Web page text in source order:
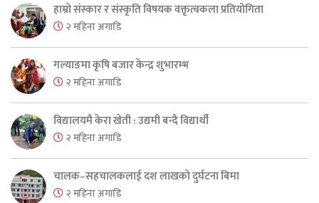
हाम्रो संस्कार र संस्कृति विषयक वक्तृत्वकला प्रतियोगिता
२ महिना अगाडि
गल्याङमा कृषि बजार केन्द्र शुभारम्भ
२ महिना अगाडि
विद्यालयमै केरा खेती : उद्यमी बन्दै विद्यार्थी
२ महिना अगाडि
चालक–सहचालकलाई दश लाखको दुर्घटना बिमा
२ महिना अगाडि